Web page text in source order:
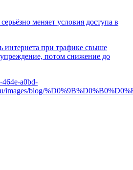
меняет условия доступа в
интернета при трафике свыше
потом снижение до
464e-a0bd-
images/blog/